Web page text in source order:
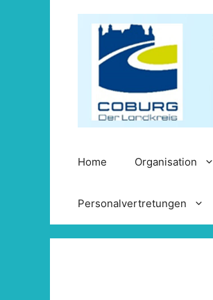
Home Organisation
Personalvertretungen